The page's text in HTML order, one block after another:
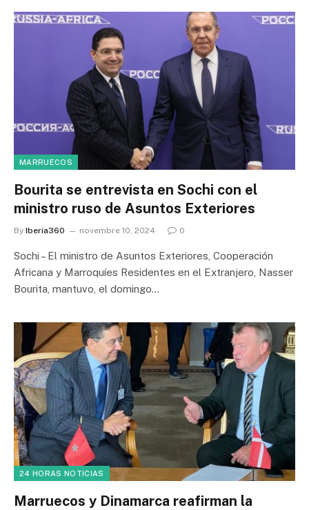
MARRUECOS
Bourita se entrevista en Sochi con el
ministro ruso de Asuntos Exteriores
By Iberia360 novembre 10, 2024 0
Sochi – El ministro de Asuntos Exteriores, Cooperación
Africana y Marroquíes Residentes en el Extranjero, Nasser
Bourita, mantuvo, el domingo…
24 HORAS NOTICIAS
Marruecos y Dinamarca reafirman la